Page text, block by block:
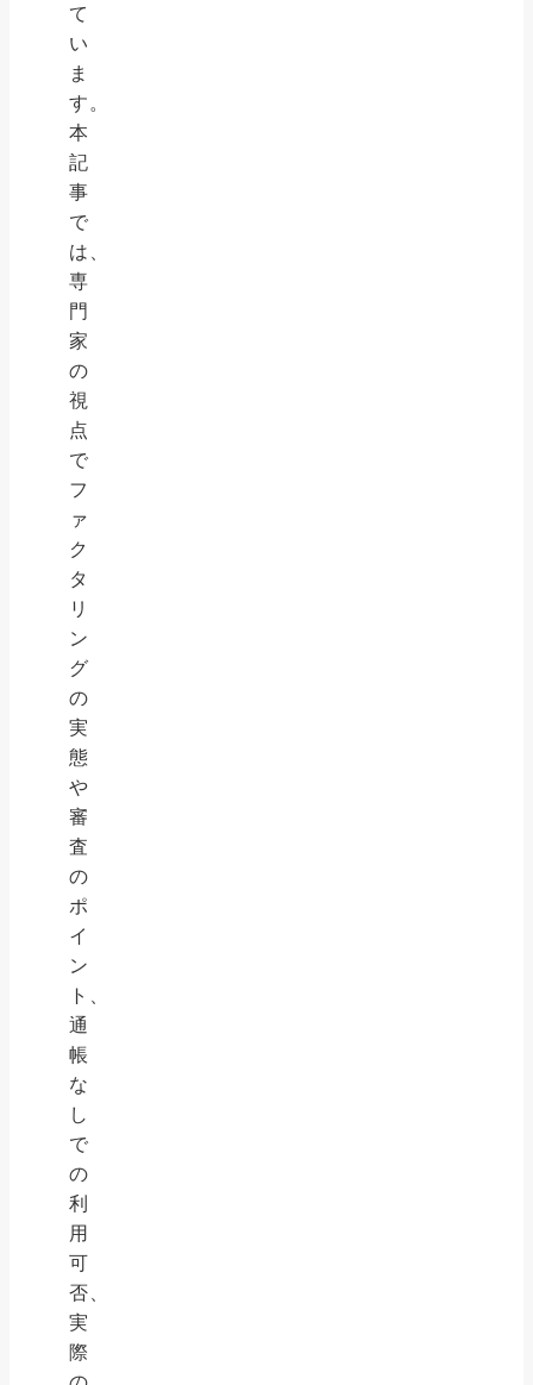
て
い
ま
す。
本
記
事
で
は、
専
門
家
の
視
点
で
フ
ァ
ク
タ
リ
ン
グ
の
実
態
や
審
査
の
ポ
イ
ン
ト、
通
帳
な
し
で
の
利
用
可
否、
実
際